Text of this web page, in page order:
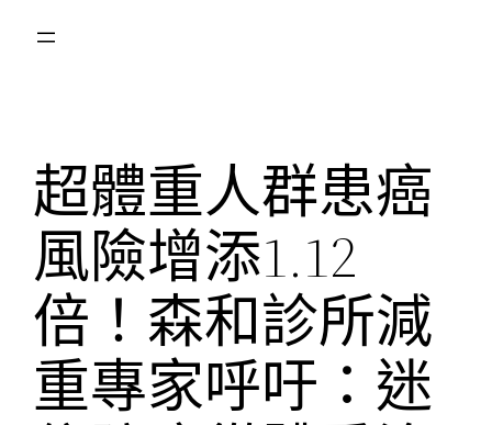
超體重人群患癌
風險增添1.12
倍！森和診所減
重專家呼吁：迷